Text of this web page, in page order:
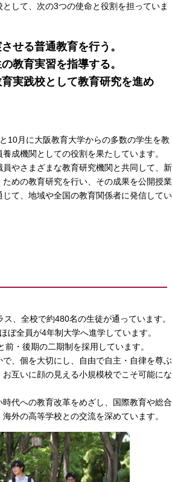
して、次の3つの使命と役割を担っていま
せる普通教育を行う。
教育実習を指導する。
実践校として教育研究を進め
10月に大阪教育大学からの多数の学生を教
成機関としての役割を果たしています。
員やさまざまな教育研究機関と共同して、新
ための教育研究を行い、その成果を公開授業
て、地域や全国の教育関係者に発信してい
、全校で約480名の生徒が通っています。
ぼ全員が4年制大学へ進学しています。
・後期の二期制を採用しています。
、個を大切にし、自由で自主・自律を尊ぶ
互いに顔の見える小規模校でこそ可能にな
代への教育改革をめざし、国際教育や総合
外の高等学校との交流を深めています。